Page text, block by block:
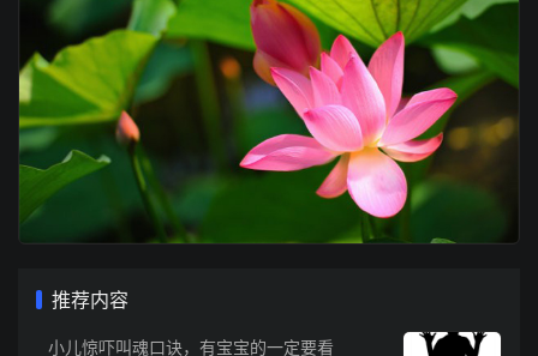
推荐内容
小儿惊吓叫魂口诀，有宝宝的一定要看